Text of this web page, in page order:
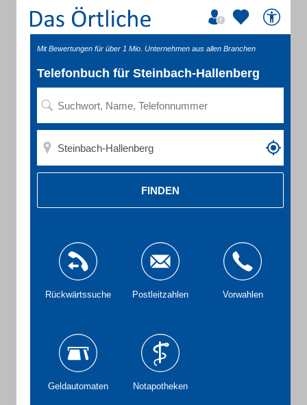
Mit Bewertungen für über 1 Mio. Unternehmen aus allen Branchen
Telefonbuch für Steinbach-Hallenberg
FINDEN
Rückwärtssuche Postleitzahlen Vorwahlen
Geldautomaten Notapotheken